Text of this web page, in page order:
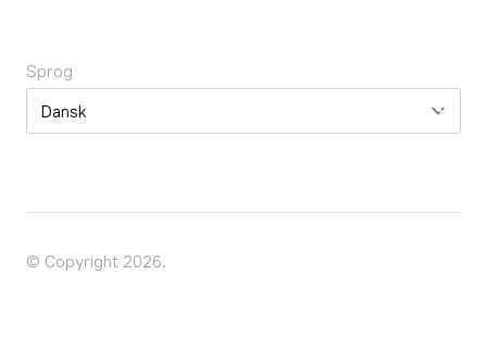
Sprog
Sprog
© Copyright 2026.